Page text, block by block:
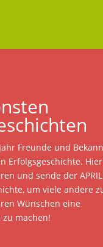
Freunde und
Erfolgsgeschichte.
und sende der
um viele andere
Wünschen eine
zu machen!